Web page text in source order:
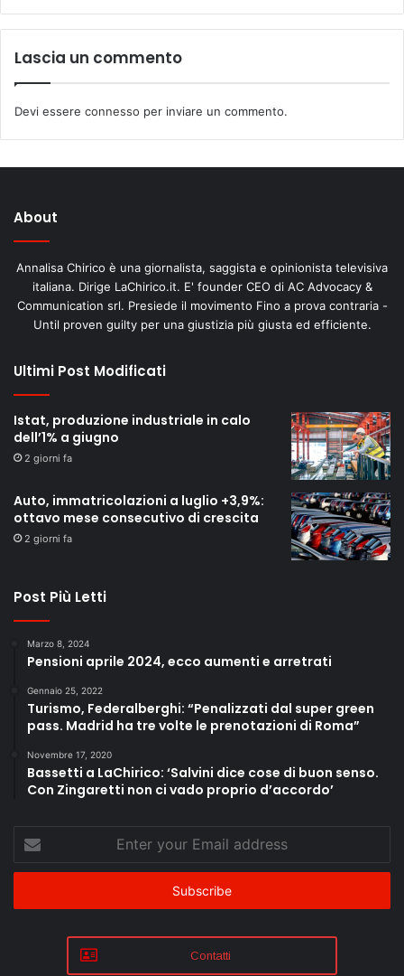
Lascia un commento
Devi essere connesso per inviare un commento.
About
Annalisa Chirico è una giornalista, saggista e opinionista televisiva
italiana. Dirige LaChirico.it. E' founder CEO di AC Advocacy &
Communication srl. Presiede il movimento Fino a prova contraria -
Until proven guilty per una giustizia più giusta ed efficiente.
Ultimi Post Modificati
Istat, produzione industriale in calo
dell’1% a giugno
2 giorni fa
Auto, immatricolazioni a luglio +3,9%:
ottavo mese consecutivo di crescita
2 giorni fa
Post Più Letti
Marzo 8, 2024
Pensioni aprile 2024, ecco aumenti e arretrati
Gennaio 25, 2022
Turismo, Federalberghi: “Penalizzati dal super green
pass. Madrid ha tre volte le prenotazioni di Roma”
Novembre 17, 2020
Bassetti a LaChirico: ‘Salvini dice cose di buon senso.
Con Zingaretti non ci vado proprio d’accordo’
your
Email
Contatti